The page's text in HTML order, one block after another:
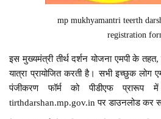
mp mukhyamantri teerth
registration
इस मुख्यमंत्री तीर्थ दर्शन योजना एमपी के तहत,
यात्रा प्रायोजित करती है। सभी इच्छुक लोग
पंजीकरण फॉर्म को पीडीएफ प्रारूप में
tirthdarshan.mp.gov.in पर डाउनलोड कर